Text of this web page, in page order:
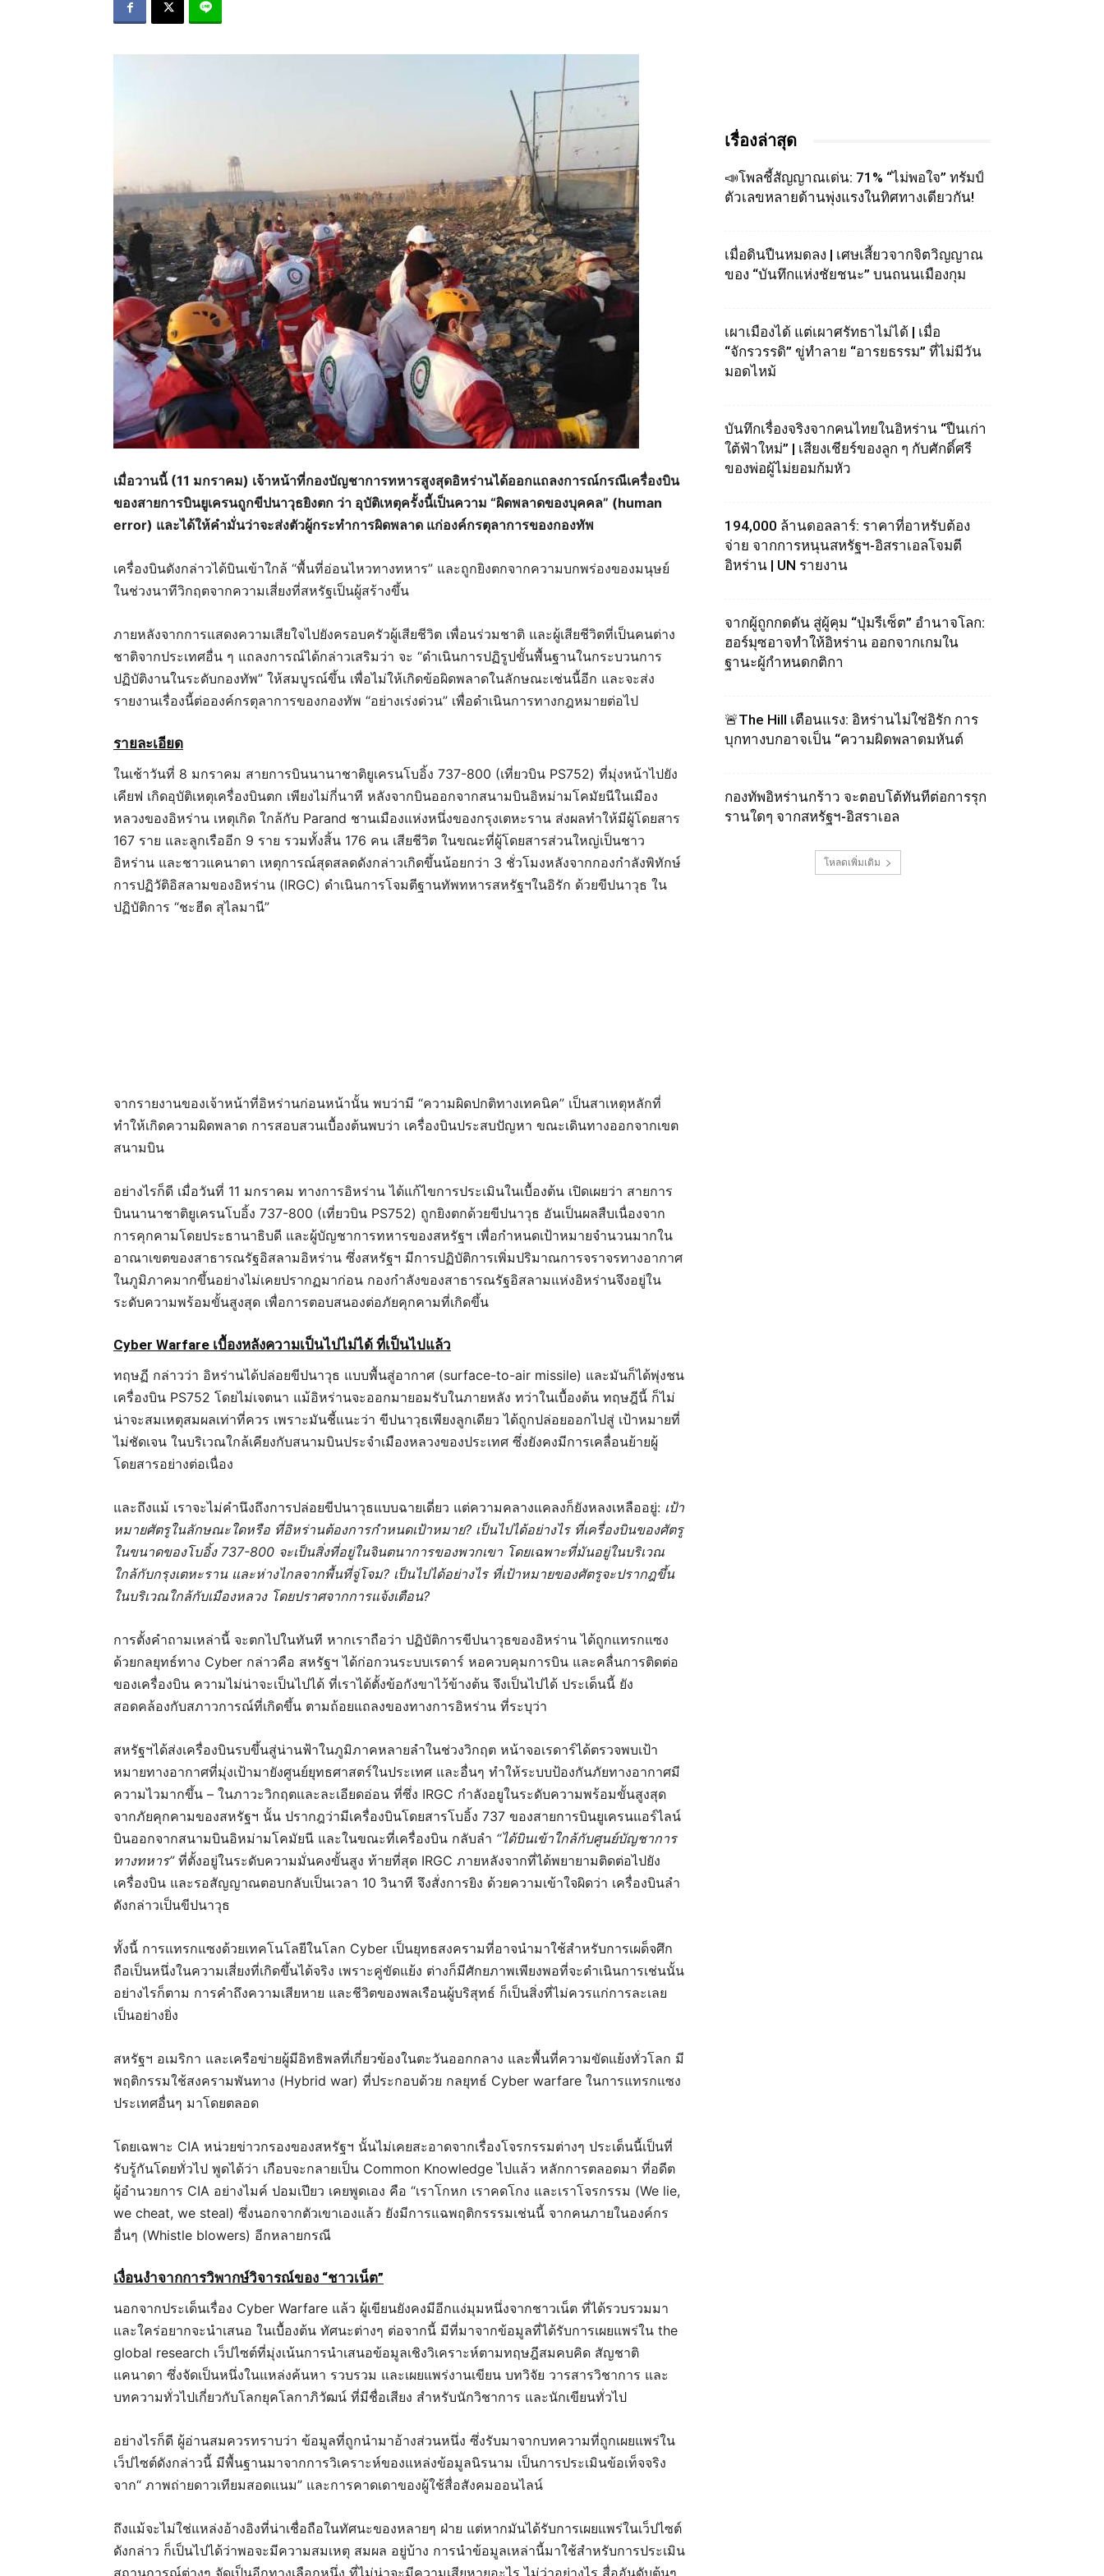
เมื่อวานนี้ (11 มกราคม) เจ้าหน้าที่กองบัญชาการทหารสูงสุดอิหร่านได้ออกแถลงการณ์กรณีเครื่องบิน
ของสายการบินยูเครนถูกขีปนาวุธยิงตก ว่า อุบัติเหตุครั้งนี้เป็นความ “ผิดพลาดของบุคคล” (human
error) และได้ให้คำมั่นว่าจะส่งตัวผู้กระทำการผิดพลาด แก่องค์กรตุลาการของกองทัพ
เครื่องบินดังกล่าวได้บินเข้าใกล้ “พื้นที่อ่อนไหวทางทหาร” และถูกยิงตกจากความบกพร่องของมนุษย์
ในช่วงนาทีวิกฤตจากความเสี่ยงที่สหรัฐเป็นผู้สร้างขึ้น
ภายหลังจากการแสดงความเสียใจไปยังครอบครัวผู้เสียชีวิต เพื่อนร่วมชาติ และผู้เสียชีวิตที่เป็นคนต่าง
ชาติจากประเทศอื่น ๆ แถลงการณ์ได้กล่าวเสริมว่า จะ “ดำเนินการปฏิรูปขั้นพื้นฐานในกระบวนการ
ปฏิบัติงานในระดับกองทัพ” ให้สมบูรณ์ขึ้น เพื่อไม่ให้เกิดข้อผิดพลาดในลักษณะเช่นนี้อีก และจะส่ง
รายงานเรื่องนี้ต่อองค์กรตุลาการของกองทัพ “อย่างเร่งด่วน” เพื่อดำเนินการทางกฎหมายต่อไป
รายละเอียด
ในเช้าวันที่ 8 มกราคม สายการบินนานาชาติยูเครนโบอิ้ง 737-800 (เที่ยวบิน PS752) ที่มุ่งหน้าไปยัง
เคียฟ เกิดอุบัติเหตุเครื่องบินตก เพียงไม่กี่นาที หลังจากบินออกจากสนามบินอิหม่ามโคมัยนีในเมือง
หลวงของอิหร่าน เหตุเกิด ใกล้กับ Parand ชานเมืองแห่งหนึ่งของกรุงเตหะราน ส่งผลทำให้มีผู้โดยสาร
167 ราย และลูกเรืออีก 9 ราย รวมทั้งสิ้น 176 คน เสียชีวิต ในขณะที่ผู้โดยสารส่วนใหญ่เป็นชาว
อิหร่าน และชาวแคนาดา เหตุการณ์สุดสลดดังกล่าวเกิดขึ้นน้อยกว่า 3 ชั่วโมงหลังจากกองกำลังพิทักษ์
การปฏิวัติอิสลามของอิหร่าน (IRGC) ดำเนินการโจมตีฐานทัพทหารสหรัฐฯในอิรัก ด้วยขีปนาวุธ ใน
ปฏิบัติการ “ชะฮีด สุไลมานี”
จากรายงานของเจ้าหน้าที่อิหร่านก่อนหน้านั้น พบว่ามี “ความผิดปกติทางเทคนิค” เป็นสาเหตุหลักที่
ทำให้เกิดความผิดพลาด การสอบสวนเบื้องต้นพบว่า เครื่องบินประสบปัญหา ขณะเดินทางออกจากเขต
สนามบิน
อย่างไรก็ดี เมื่อวันที่ 11 มกราคม ทางการอิหร่าน ได้แก้ไขการประเมินในเบื้องต้น เปิดเผยว่า สายการ
บินนานาชาติยูเครนโบอิ้ง 737-800 (เที่ยวบิน PS752) ถูกยิงตกด้วยขีปนาวุธ อันเป็นผลสืบเนื่องจาก
การคุกคามโดยประธานาธิบดี และผู้บัญชาการทหารของสหรัฐฯ เพื่อกำหนดเป้าหมายจำนวนมากใน
อาณาเขตของสาธารณรัฐอิสลามอิหร่าน ซึ่งสหรัฐฯ มีการปฏิบัติการเพิ่มปริมาณการจราจรทางอากาศ
ในภูมิภาคมากขึ้นอย่างไม่เคยปรากฏมาก่อน กองกำลังของสาธารณรัฐอิสลามแห่งอิหร่านจึงอยู่ใน
ระดับความพร้อมขั้นสูงสุด เพื่อการตอบสนองต่อภัยคุกคามที่เกิดขึ้น
Cyber Warfare เบื้องหลังความเป็นไปไม่ได้ ที่เป็นไปแล้ว
ทฤษฏี กล่าวว่า อิหร่านได้ปล่อยขีปนาวุธ แบบพื้นสู่อากาศ (surface-to-air missile) และมันก็ได้พุ่งชน
เครื่องบิน PS752 โดยไม่เจตนา แม้อิหร่านจะออกมายอมรับในภายหลัง ทว่าในเบื้องต้น ทฤษฎีนี้ ก็ไม่
น่าจะสมเหตุสมผลเท่าที่ควร เพราะมันชี้แนะว่า ขีปนาวุธเพียงลูกเดียว ได้ถูกปล่อยออกไปสู่ เป้าหมายที่
ไม่ชัดเจน ในบริเวณใกล้เคียงกับสนามบินประจำเมืองหลวงของประเทศ ซึ่งยังคงมีการเคลื่อนย้ายผู้
โดยสารอย่างต่อเนื่อง
และถึงแม้ เราจะไม่คำนึงถึงการปล่อยขีปนาวุธแบบฉายเดี่ยว แต่ความคลางแคลงก็ยังหลงเหลืออยู่: เป้า
หมายศัตรูในลักษณะใดหรือ ที่อิหร่านต้องการกำหนดเป้าหมาย? เป็นไปได้อย่างไร ที่เครื่องบินของศัตรู
ในขนาดของโบอิ้ง 737-800 จะเป็นสิ่งที่อยู่ในจินตนาการของพวกเขา โดยเฉพาะที่มันอยู่ในบริเวณ
ใกล้กับกรุงเตหะราน และห่างไกลจากพื้นที่จู่โจม? เป็นไปได้อย่างไร ที่เป้าหมายของศัตรูจะปรากฎขึ้น
ในบริเวณใกล้กับเมืองหลวง โดยปราศจากการแจ้งเตือน?
การตั้งคำถามเหล่านี้ จะตกไปในทันที หากเราถือว่า ปฏิบัติการขีปนาวุธของอิหร่าน ได้ถูกแทรกแซง
ด้วยกลยุทธ์ทาง Cyber กล่าวคือ สหรัฐฯ ได้ก่อกวนระบบเรดาร์ หอควบคุมการบิน และคลื่นการติดต่อ
ของเครื่องบิน ความไม่น่าจะเป็นไปได้ ที่เราได้ตั้งข้อกังขาไว้ข้างต้น จึงเป็นไปได้ ประเด็นนี้ ยัง
สอดคล้องกับสภาวการณ์ที่เกิดขึ้น ตามถ้อยแถลงของทางการอิหร่าน ที่ระบุว่า
สหรัฐฯได้ส่งเครื่องบินรบขึ้นสู่น่านฟ้าในภูมิภาคหลายลำในช่วงวิกฤต หน้าจอเรดาร์ได้ตรวจพบเป้า
หมายทางอากาศที่มุ่งเป้ามายังศูนย์ยุทธศาสตร์ในประเทศ และอื่นๆ ทำให้ระบบป้องกันภัยทางอากาศมี
ความไวมากขึ้น – ในภาวะวิกฤตและละเอียดอ่อน ที่ซึ่ง IRGC กำลังอยูในระดับความพร้อมขั้นสูงสุด
จากภัยคุกคามของสหรัฐฯ นั้น ปรากฎว่ามีเครื่องบินโดยสารโบอิ้ง 737 ของสายการบินยูเครนแอร์ไลน์
บินออกจากสนามบินอิหม่ามโคมัยนี และในขณะที่เครื่องบิน กลับลำ “ได้บินเข้าใกล้กับศูนย์บัญชาการ
ทางทหาร”ที่ตั้งอยู่ในระดับความมั่นคงขั้นสูง ท้ายที่สุด IRGC ภายหลังจากที่ได้พยายามติดต่อไปยัง
เครื่องบิน และรอสัญญาณตอบกลับเป็นเวลา 10 วินาที จึงสั่งการยิง ด้วยความเข้าใจผิดว่า เครื่องบินลำ
ดังกล่าวเป็นขีปนาวุธ
ทั้งนี้ การแทรกแซงด้วยเทคโนโลยีในโลก Cyber เป็นยุทธสงครามที่อาจนำมาใช้สำหรับการเผด็จศึก
ถือเป็นหนึ่งในความเสี่ยงที่เกิดขึ้นได้จริง เพราะคู่ขัดแย้ง ต่างก็มีศักยภาพเพียงพอที่จะดำเนินการเช่นนั้น
อย่างไรก็ตาม การคำถึงความเสียหาย และชีวิตของพลเรือนผู้บริสุทธ์ ก็เป็นสิ่งที่ไม่ควรแก่การละเลย
เป็นอย่างยิ่ง
สหรัฐฯ อเมริกา และเครือข่ายผู้มีอิทธิพลที่เกี่ยวข้องในตะวันออกกลาง และพื้นที่ความขัดแย้งทั่วโลก มี
พฤติกรรมใช้สงครามพันทาง (Hybrid war) ที่ประกอบด้วย กลยุทธ์ Cyber warfare ในการแทรกแซง
ประเทศอื่นๆ มาโดยตลอด
โดยเฉพาะ CIA หน่วยข่าวกรองของสหรัฐฯ นั้นไม่เคยสะอาดจากเรื่องโจรกรรมต่างๆ ประเด็นนี้เป็นที่
รับรู้กันโดยทั่วไป พูดได้ว่า เกือบจะกลายเป็น Common Knowledge ไปแล้ว หลักการตลอดมา ที่อดีต
ผู้อำนวยการ CIA อย่างไมค์ ปอมเปียว เคยพูดเอง คือ “เราโกหก เราคดโกง และเราโจรกรรม (We lie,
we cheat, we steal) ซึ่งนอกจากตัวเขาเองแล้ว ยังมีการแฉพฤติกรรรมเช่นนี้ จากคนภายในองค์กร
อื่นๆ (Whistle blowers) อีกหลายกรณี
เงื่อนงำจากการวิพากษ์วิจารณ์ของ “ชาวเน็ต”
นอกจากประเด็นเรื่อง Cyber Warfare แล้ว ผู้เขียนยังคงมีอีกแง่มุมหนึ่งจากชาวเน็ต ที่ได้รวบรวมมา
และใคร่อยากจะนำเสนอ ในเบื้องต้น ทัศนะต่างๆ ต่อจากนี้ มีที่มาจากข้อมูลที่ได้รับการเผยแพร่ใน the
global research เว็ปไซต์ที่มุ่งเน้นการนำเสนอข้อมูลเชิงวิเคราะห์ตามทฤษฎีสมคบคิด สัญชาติ
แคนาดา ซึ่งจัดเป็นหนึ่งในแหล่งค้นหา รวบรวม และเผยแพร่งานเขียน บทวิจัย วารสารวิชาการ และ
บทความทั่วไปเกี่ยวกับโลกยุคโลกาภิวัฒน์ ที่มีชื่อเสียง สำหรับนักวิชาการ และนักเขียนทั่วไป
อย่างไรก็ดี ผู้อ่านสมควรทราบว่า ข้อมูลที่ถูกนำมาอ้างส่วนหนึ่ง ซึ่งรับมาจากบทความที่ถูกเผยแพร่ใน
เว็ปไซต์ดังกล่าวนี้ มีพื้นฐานมาจากการวิเคราะห์ของแหล่งข้อมูลนิรนาม เป็นการประเมินข้อเท็จจริง
จาก“ ภาพถ่ายดาวเทียมสอดแนม” และการคาดเดาของผู้ใช้สื่อสังคมออนไลน์
ถึงแม้จะไม่ใช่แหล่งอ้างอิงที่น่าเชื่อถือในทัศนะของหลายๆ ฝ่าย แต่หากมันได้รับการเผยแพร่ในเว็ปไซต์
ดังกล่าว ก็เป็นไปได้ว่าพอจะมีความสมเหตุ สมผล อยู่บ้าง การนำข้อมูลเหล่านี้มาใช้สำหรับการประเมิน
สถานการณ์ต่างๆ จัดเป็นอีกทางเลือกหนึ่ง ที่ไม่น่าจะมีความเสียหายอะไร ไม่ว่าอย่างไร สื่ออันดับต้นๆ
เรื่องล่าสุด
📣โพลชี้สัญญาณเด่น: 71% “ไม่พอใจ” ทรัมป์
ตัวเลขหลายด้านพุ่งแรงในทิศทางเดียวกัน!
เมื่อดินปืนหมดลง | เศษเสี้ยวจากจิตวิญญาณ
ของ “บันทึกแห่งชัยชนะ” บนถนนเมืองกุม
เผาเมืองได้ แต่เผาศรัทธาไม่ได้ | เมื่อ
“จักรวรรดิ” ขู่ทำลาย “อารยธรรม” ที่ไม่มีวัน
มอดไหม้
บันทึกเรื่องจริงจากคนไทยในอิหร่าน “ปืนเก่า
ใต้ฟ้าใหม่” | เสียงเชียร์ของลูก ๆ กับศักดิ์ศรี
ของพ่อผู้ไม่ยอมก้มหัว
194,000 ล้านดอลลาร์: ราคาที่อาหรับต้อง
จ่าย จากการหนุนสหรัฐฯ‑อิสราเอลโจมตี
อิหร่าน | UN รายงาน
จากผู้ถูกกดดัน สู่ผู้คุม “ปุ่มรีเซ็ต” อำนาจโลก:
ฮอร์มุซอาจทำให้อิหร่าน ออกจากเกมใน
ฐานะผู้กำหนดกติกา
🚨The Hill เตือนแรง: อิหร่านไม่ใช่อิรัก การ
บุกทางบกอาจเป็น “ความผิดพลาดมหันต์
กองทัพอิหร่านกร้าว จะตอบโต้ทันทีต่อการรุก
รานใดๆ จากสหรัฐฯ-อิสราเอล
โหลดเพิ่มเติม